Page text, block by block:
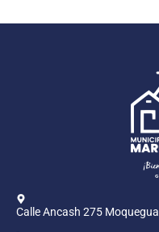
Calle Ancash 275 Moquegua